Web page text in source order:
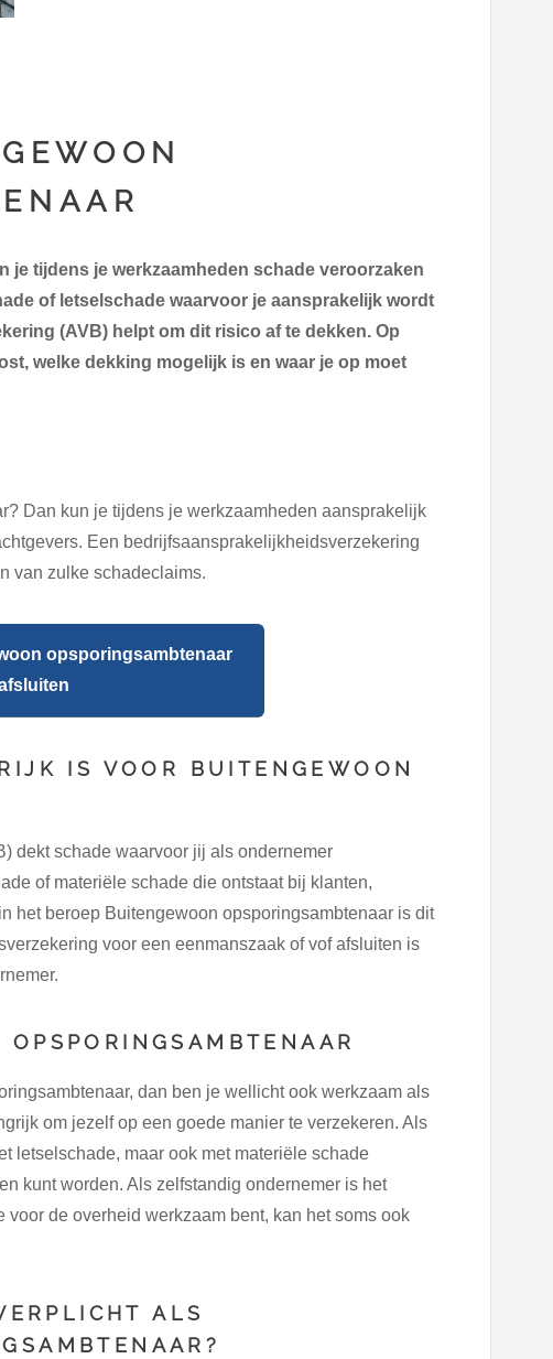
tijdens je werkzaamheden schade veroorzaken
of letselschade waarvoor je aansprakelijk wordt
(AVB) helpt om dit risico af te dekken. Op
welke dekking mogelijk is en waar je op moet
Dan kun je tijdens je werkzaamheden aansprakelijk
Een bedrijfsaansprakelijkheidsverzekering
van zulke schadeclaims.
opsporingsambtenaar
IS VOOR BUITENGEWOON
dekt schade waarvoor jij als ondernemer
of materiële schade die ontstaat bij klanten,
het beroep Buitengewoon opsporingsambtenaar is dit
voor een eenmanszaak of vof afsluiten is
dan ben je wellicht ook werkzaam als
om jezelf op een goede manier te verzekeren. Als
letselschade, maar ook met materiële schade
kunt worden. Als zelfstandig ondernemer is het
de overheid werkzaam bent, kan het soms ook
ALS